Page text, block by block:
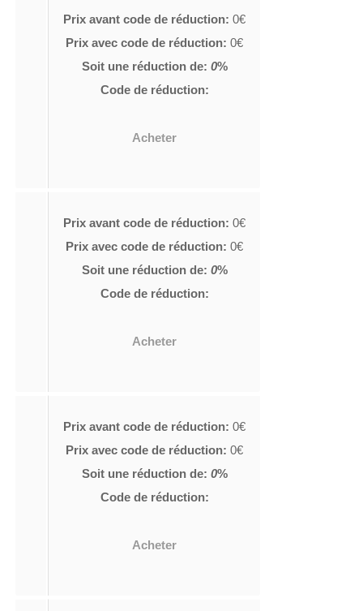
Prix avant code de réduction: 0€
Prix avec code de réduction: 0€
Soit une réduction de: 0%
Code de réduction:
Acheter
Prix avant code de réduction: 0€
Prix avec code de réduction: 0€
Soit une réduction de: 0%
Code de réduction:
Acheter
Prix avant code de réduction: 0€
Prix avec code de réduction: 0€
Soit une réduction de: 0%
Code de réduction:
Acheter